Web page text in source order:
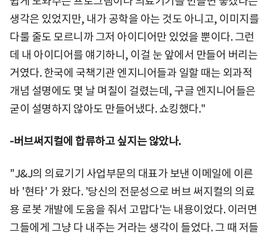
생각은 있었지만, 내가 공학을 아는 것도 아니고, 이미지를
다룰 줄도 모르니까 그저 아이디어만 있었을 뿐이다. 그런
데 내 아이디어를 얘기하니, 이걸 눈 앞에서 만들어 버리는
거였다. 한국에 국책기관 엔지니어들과 일할 때는 외과적
개념 설명에도 몇 날 며칠이 걸렸는데, 구글 엔지니어들은
굳이 설명하지 않아도 만들어냈다. 쇼킹했다."
-버브써지컬에 합류하고 싶지는 않았나.
"J&J의 의료기기 사업부문의 대표가 보낸 이메일에 이른
바 '현타' 가 왔다. '당신의 전문성으로 버브 써지컬의 의료
용 로봇 개발에 도움을 줘서 고맙다'는 내용이었다. 이러면
그들에게 그냥 다 내주는 거라는 생각이 들었다. 그 때 저들